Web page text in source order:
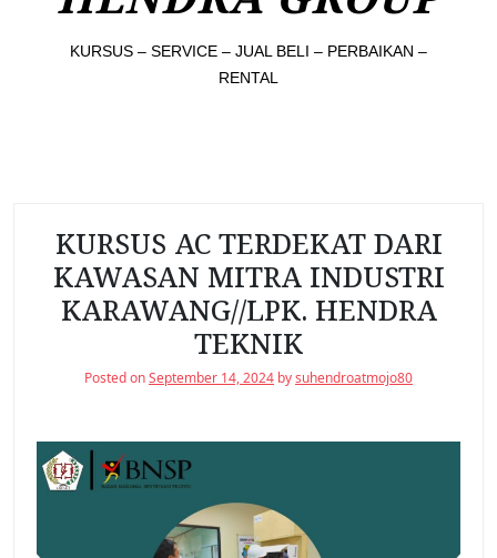
KURSUS – SERVICE – JUAL BELI – PERBAIKAN –
RENTAL
KURSUS AC TERDEKAT DARI
KAWASAN MITRA INDUSTRI
KARAWANG//LPK. HENDRA
TEKNIK
Posted onSeptember 14, 2024 bysuhendroatmojo80